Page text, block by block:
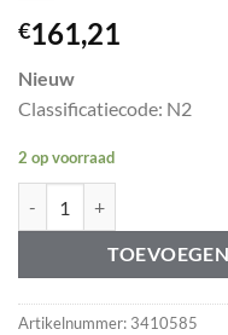
€161,21
Nieuw
Classificatiecode: N2
2 op voorraad
Artikelnummer: 3410585